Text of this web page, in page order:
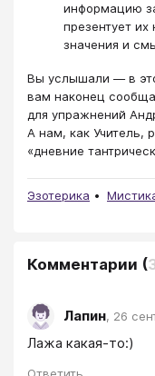
информацию
презентует
значения и
Вы услышали — в
вам наконец
для упражнений
А нам, как Учитель,
«дневние
Эзотерика
Комментарии (
Лапин, 26
Лажа какая-то:)
Ответить